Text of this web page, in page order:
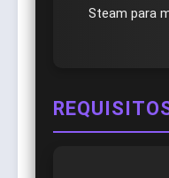
Steam para